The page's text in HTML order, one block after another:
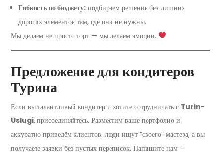
Гибкость по бюджету: подбираем решение без лишних
дорогих элементов там, где они не нужны.
Мы делаем не просто торт — мы делаем эмоции.
Предложение для кондитеров
Турина
Если вы талантливый кондитер и хотите сотрудничать с Turin-
Uslugi, присоединяйтесь. Разместим ваше портфолио и
аккуратно приведём клиентов: люди ищут “своего” мастера, а вы
получаете заявки без пустых переписок. Напишите нам —